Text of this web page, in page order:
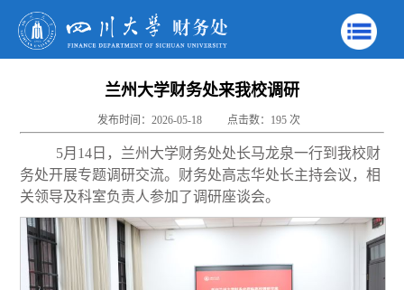
兰州大学财务处来我校调研
发布时间：2026-05-18 点击数： 195 次
5月14日，兰州大学财务处处长马龙泉一行到我校财
务处开展专题调研交流。财务处高志华处长主持会议，相
关领导及科室负责人参加了调研座谈会。